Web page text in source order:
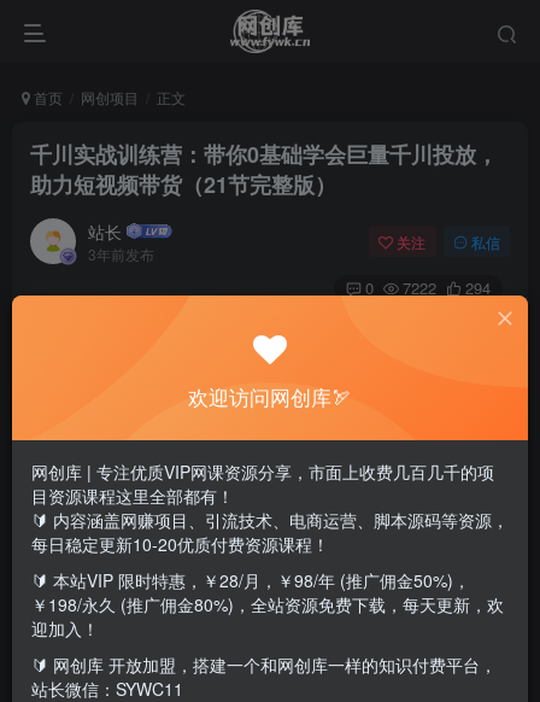
首页 网创项目 正文
千川实战训练营：带你0基础学会巨量千川投放，
助力短视频带货（21节完整版）
站长
3年前发布
关注 私信
0 7222 294
【千川老干俊】
·专注赋能电商卖家，平台电商以及直播短视频
欢迎访问网创库🏹
网创库 | 专注优质VIP网课资源分享，市面上收费几百几千的项
目资源课程这里全部都有！
🔰 内容涵盖网赚项目、引流技术、电商运营、脚本源码等资源，
每日稳定更新10-20优质付费资源课程！
🔰 本站VIP 限时特惠，￥28/月，￥98/年 (推广佣金50%)，
￥198/永久 (推广佣金80%)，全站资源免费下载，每天更新，欢
迎加入！
🔰 网创库 开放加盟，搭建一个和网创库一样的知识付费平台，
站长微信：SYWC11